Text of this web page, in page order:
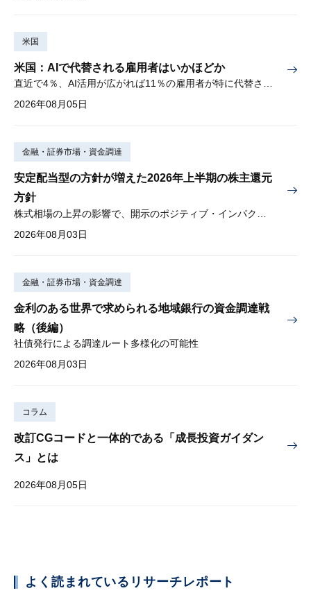
米国
米国：AIで代替される雇用者はいかほどか
直近で4％、AI活用が広がれば11％の雇用者が特に代替されやすい
2026年08月05日
金融・証券市場・資金調達
安定配当型の方針が増えた2026年上半期の株主還元
方針
2026年08月03日
金融・証券市場・資金調達
金利のある世界で求められる地域銀行の資金調達戦
略（後編）
社債発行による調達ルート多様化の可能性
2026年08月03日
コラム
改訂CGコードと一体的である「成長投資ガイダン
ス」とは
2026年08月05日
よく読まれているリサーチレポート